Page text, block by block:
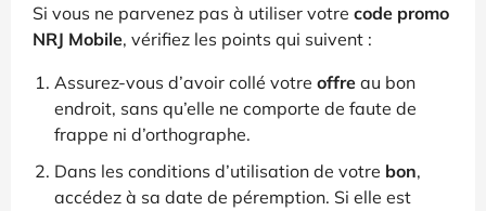
Si vous ne parvenez pas à utiliser votre code promo
NRJ Mobile, vérifiez les points qui suivent :
Assurez-vous d’avoir collé votre offre au bon
endroit, sans qu’elle ne comporte de faute de
frappe ni d’orthographe.
Dans les conditions d’utilisation de votre bon,
accédez à sa date de péremption. Si elle est